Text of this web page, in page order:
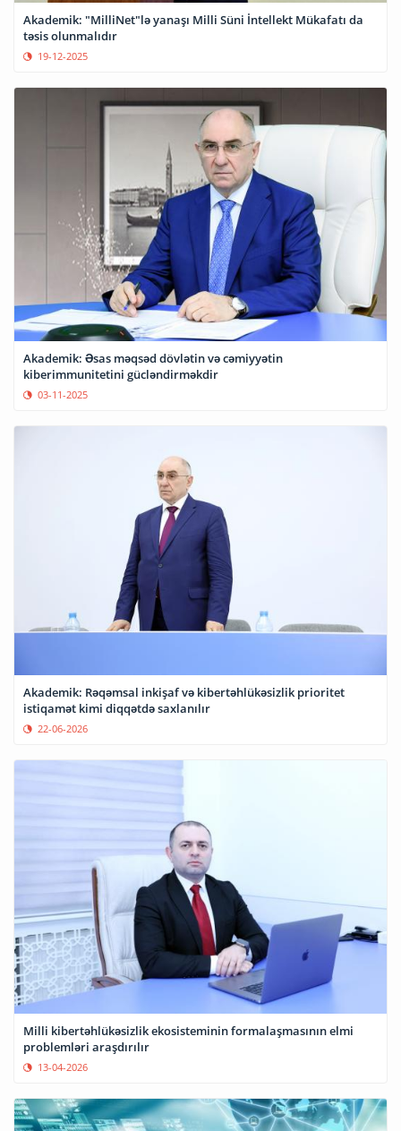
Akademik: "MilliNet"lə yanaşı Milli Süni İntellekt Mükafatı da
təsis olunmalıdır
19-12-2025
Akademik: Əsas məqsəd dövlətin və cəmiyyətin
kiberimmunitetini gücləndirməkdir
03-11-2025
Akademik: Rəqəmsal inkişaf və kibertəhlükəsizlik prioritet
istiqamət kimi diqqətdə saxlanılır
22-06-2026
Milli kibertəhlükəsizlik ekosisteminin formalaşmasının elmi
problemləri araşdırılır
13-04-2026